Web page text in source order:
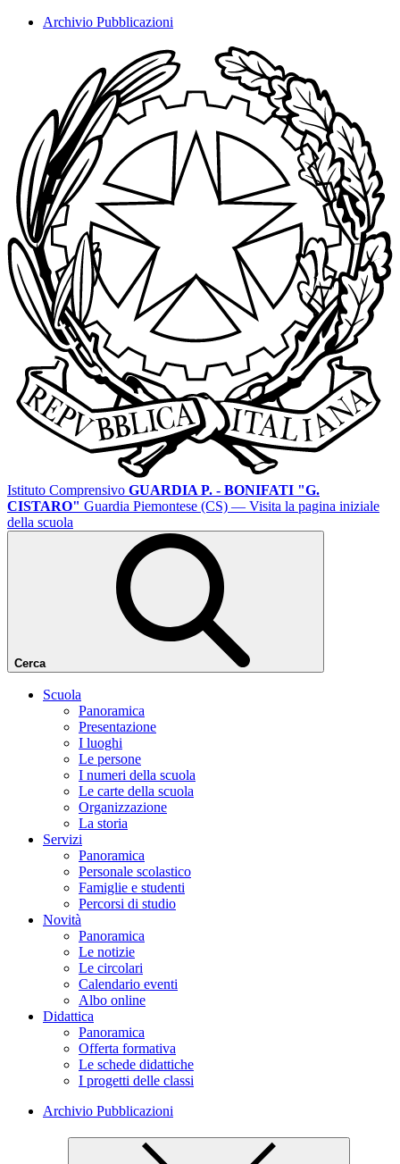
Archivio Pubblicazioni
Istituto Comprensivo GUARDIA P. - BONIFATI "G.
CISTARO" Guardia Piemontese (CS) — Visita la pagina iniziale
della scuola
Cerca
Scuola
Panoramica
Presentazione
I luoghi
Le persone
I numeri della scuola
Le carte della scuola
Organizzazione
La storia
Servizi
Panoramica
Personale scolastico
Famiglie e studenti
Percorsi di studio
Novità
Panoramica
Le notizie
Le circolari
Calendario eventi
Albo online
Didattica
Panoramica
Offerta formativa
Le schede didattiche
I progetti delle classi
Archivio Pubblicazioni